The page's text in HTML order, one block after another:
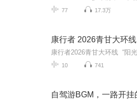
77 17.3万
康行者 2026青甘大环
康行者2026青甘大环线 “阳
10 741
自驾游BGM，一路开挂